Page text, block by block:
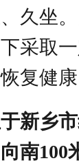
久坐
采取
复健康
新乡
南100